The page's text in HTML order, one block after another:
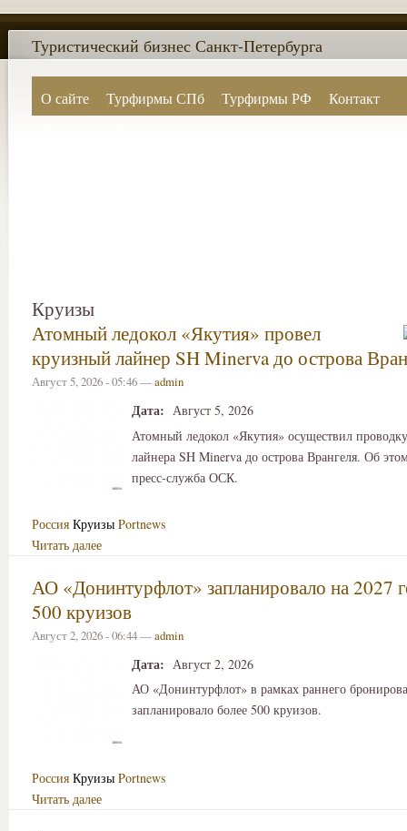
О сайте Турфирмы СПб Турфирмы РФ
Контакт
Туристический бизнес Санкт-Петербурга
Круизы
Атомный ледокол «Якутия» провел
круизный лайнер SH Minerva до острова
Август 5, 2026 - 05:46 —admin
Дата: Август 5, 2026
Атомный ледокол «Якутия» осуществил
лайнера SH Minerva до острова Врангеля. Об
пресс-служба ОСК.
Россия Круизы Portnews
Читать далее
АО «Донинтурфлот» запланировало на 2027
500 круизов
Август 2, 2026 - 06:44 —admin
Дата: Август 2, 2026
АО «Донинтурфлот» в рамках раннего
запланировало более 500 круизов.
Россия Круизы Portnews
Читать далее